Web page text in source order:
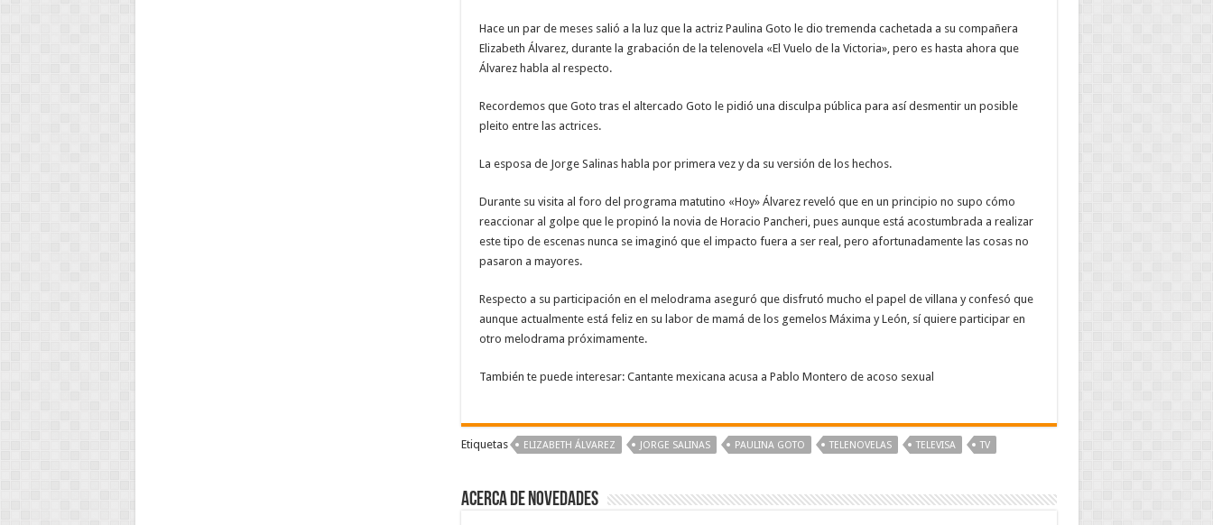
Hace un par de meses salió a la luz que la actriz Paulina Goto le dio tremenda cachetada a su compañera
Elizabeth Álvarez, durante la grabación de la telenovela «El Vuelo de la Victoria», pero es hasta ahora que
Álvarez habla al respecto.
Recordemos que Goto tras el altercado Goto le pidió una disculpa pública para así desmentir un posible
pleito entre las actrices.
La esposa de Jorge Salinas habla por primera vez y da su versión de los hechos.
Durante su visita al foro del programa matutino «Hoy» Álvarez reveló que en un principio no supo cómo
reaccionar al golpe que le propinó la novia de Horacio Pancheri, pues aunque está acostumbrada a realizar
este tipo de escenas nunca se imaginó que el impacto fuera a ser real, pero afortunadamente las cosas no
pasaron a mayores.
Respecto a su participación en el melodrama aseguró que disfrutó mucho el papel de villana y confesó que
aunque actualmente está feliz en su labor de mamá de los gemelos Máxima y León, sí quiere participar en
otro melodrama próximamente.
También te puede interesar: Cantante mexicana acusa a Pablo Montero de acoso sexual
Etiquetas ELIZABETH ÁLVAREZ JORGE SALINAS PAULINA GOTO TELENOVELAS TELEVISA TV
Acerca de NOVEDADES